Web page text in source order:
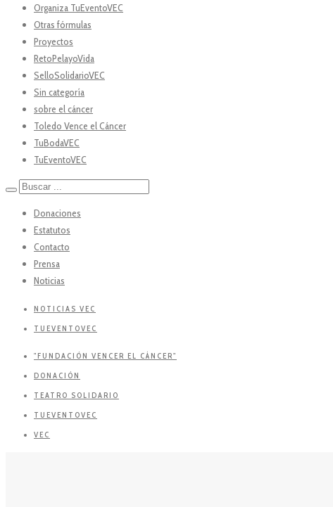
Organiza TuEventoVEC
Otras fórmulas
Proyectos
RetoPelayoVida
SelloSolidarioVEC
Sin categoría
sobre el cáncer
Toledo Vence el Cáncer
TuBodaVEC
TuEventoVEC
Donaciones
Estatutos
Contacto
Prensa
Noticias
NOTICIAS VEC
TUEVENTOVEC
"FUNDACIÓN VENCER EL CÁNCER"
DONACIÓN
TEATRO SOLIDARIO
TUEVENTOVEC
VEC